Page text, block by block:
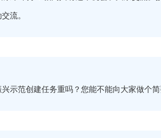
流。
示范创建任务重吗？您能不能向大家做个简